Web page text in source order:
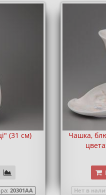
(31 см)
20301AA
Чашка,
Нет в